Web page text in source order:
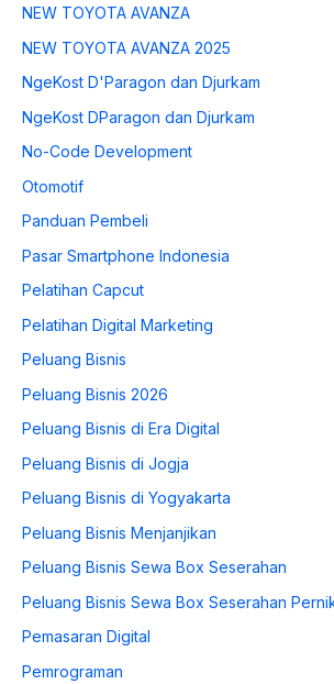
NEW TOYOTA AVANZA
NEW TOYOTA AVANZA 2025
NgeKost D'Paragon dan Djurkam
NgeKost DParagon dan Djurkam
No-Code Development
Otomotif
Panduan Pembeli
Pasar Smartphone Indonesia
Pelatihan Capcut
Pelatihan Digital Marketing
Peluang Bisnis
Peluang Bisnis 2026
Peluang Bisnis di Era Digital
Peluang Bisnis di Jogja
Peluang Bisnis di Yogyakarta
Peluang Bisnis Menjanjikan
Peluang Bisnis Sewa Box Seserahan
Peluang Bisnis Sewa Box Seserahan
Pemasaran Digital
Pemrograman